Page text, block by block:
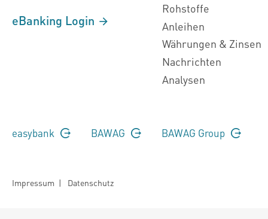
eBanking Login
Rohstoffe
Anleihen
Währungen & Zinsen
Nachrichten
Analysen
easybank BAWAG BAWAG Group
Impressum | Datenschutz